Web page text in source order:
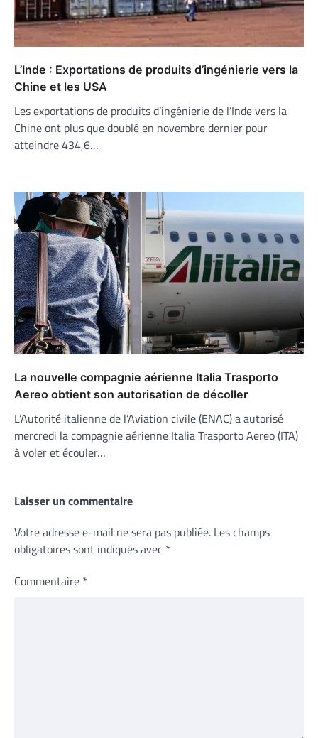
L’Inde : Exportations de produits d’ingénierie vers la
Chine et les USA
Les exportations de produits d’ingénierie de l’Inde vers la
Chine ont plus que doublé en novembre dernier pour
atteindre 434,6…
La nouvelle compagnie aérienne Italia Trasporto
Aereo obtient son autorisation de décoller
L’Autorité italienne de l’Aviation civile (ENAC) a autorisé
mercredi la compagnie aérienne Italia Trasporto Aereo (ITA)
à voler et écouler…
Laisser un commentaire
Votre adresse e-mail ne sera pas publiée. Les champs
obligatoires sont indiqués avec *
Commentaire *